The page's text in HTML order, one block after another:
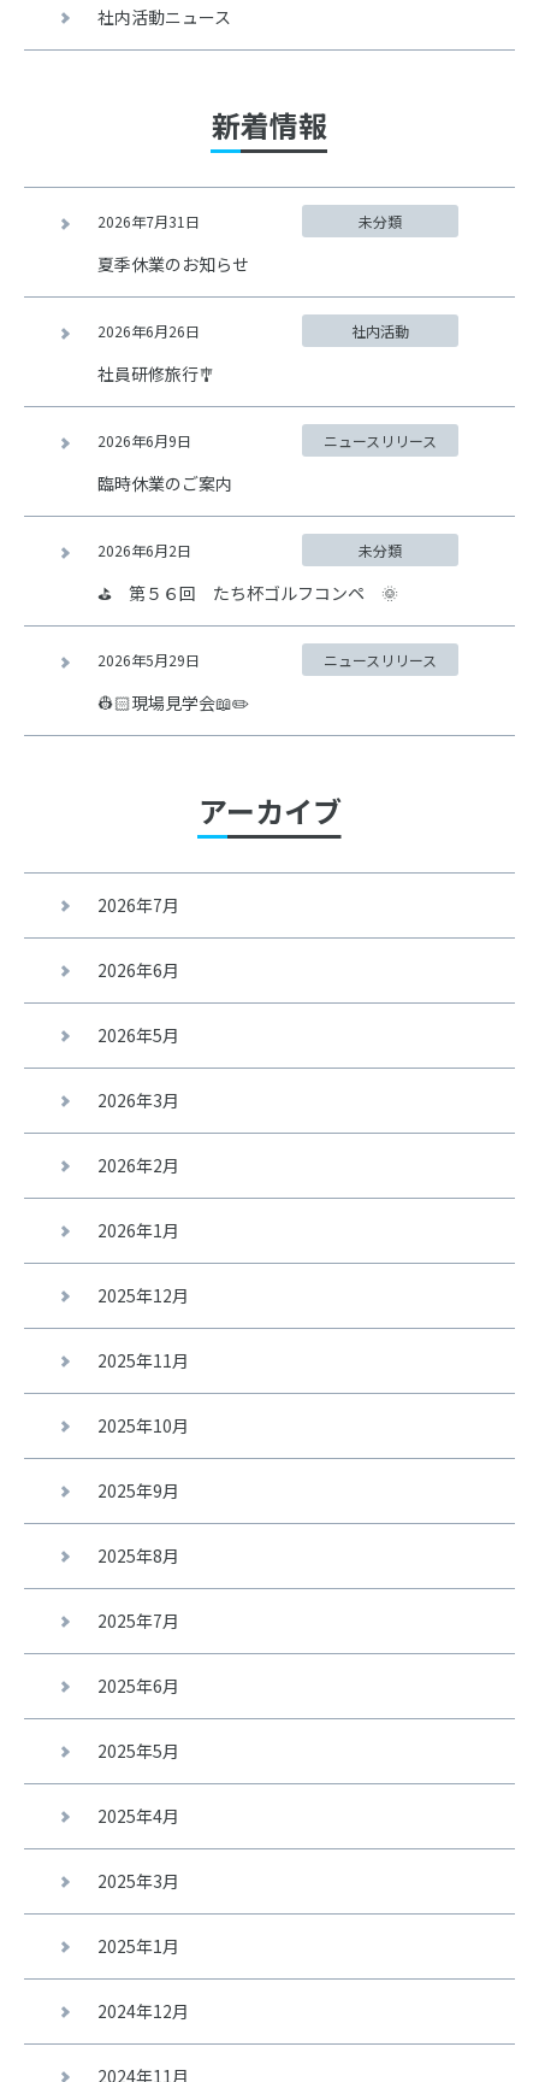
社内活動ニュース
新着情報
2026年7月31日 未分類
夏季休業のお知らせ
2026年6月26日 社内活動
社員研修旅行🎐
2026年6月9日 ニュースリリース
臨時休業のご案内
2026年6月2日 未分類
⛳ 第５６回 たち杯ゴルフコンペ 🌞
2026年5月29日 ニュースリリース
👷🏻現場見学会📖✏️
アーカイブ
2026年7月
2026年6月
2026年5月
2026年3月
2026年2月
2026年1月
2025年12月
2025年11月
2025年10月
2025年9月
2025年8月
2025年7月
2025年6月
2025年5月
2025年4月
2025年3月
2025年1月
2024年12月
2024年11月